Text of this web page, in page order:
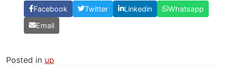
Facebook Twitter Linkedin
Whatsapp
Email
Posted in up